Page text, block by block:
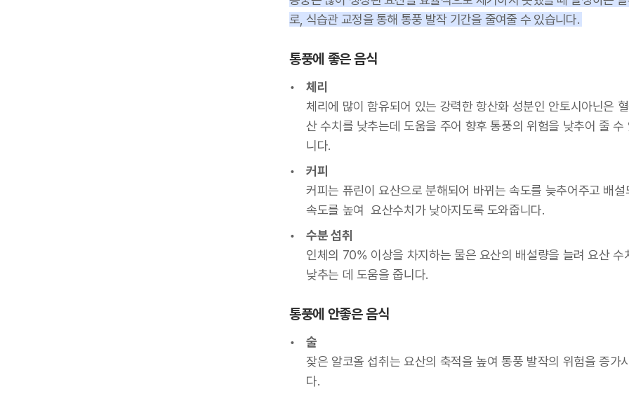
로, 식습관 교정을 통해 통풍 발작 기간을 줄여줄 수 있습니다.
통풍에 좋은 음식
체리
체리에 많이 함유되어 있는 강력한 항산화 성분인 안토시아닌은
산 수치를 낮추는데 도움을 주어 향후 통풍의 위험을 낮추어 줄 수
니다.
커피
커피는 퓨린이 요산으로 분해되어 바뀌는 속도를 늦추어주고 배설
속도를 높여 요산수치가 낮아지도록 도와줍니다.
수분 섭취
인체의 70% 이상을 차지하는 물은 요산의 배설량을 늘려 요산 수
낮추는 데 도움을 줍니다.
통풍에 안좋은 음식
술
잦은 알코올 섭취는 요산의 축적을 높여 통풍 발작의 위험을 증가
다.